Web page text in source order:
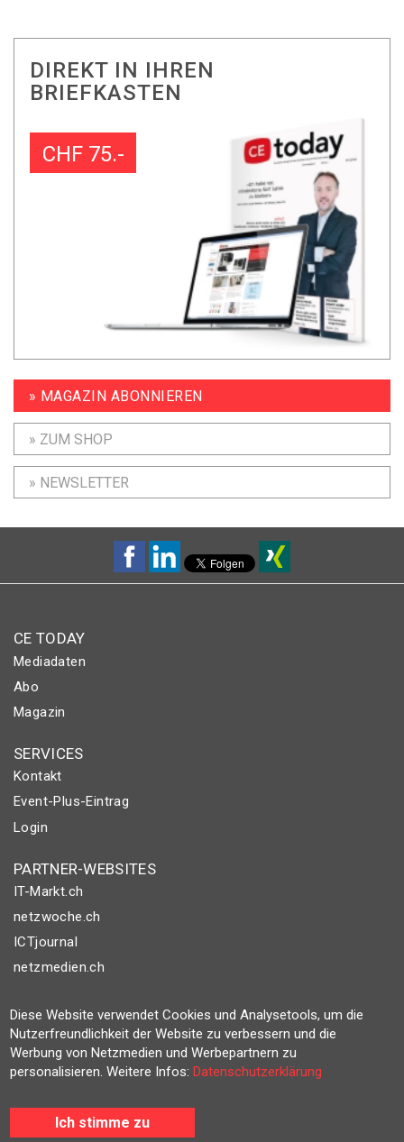
DIREKT IN IHREN
BRIEFKASTEN
CHF 75.-
» MAGAZIN ABONNIEREN
» ZUM SHOP
» NEWSLETTER
CE TODAY
Mediadaten
Abo
Magazin
SERVICES
Kontakt
Event-Plus-Eintrag
Login
PARTNER-WEBSITES
IT-Markt.ch
netzwoche.ch
ICTjournal
netzmedien.ch
© NETZMEDIEN AG 2026
Impressum
AGB
Datenschutzerklärung
Diese Website verwendet Cookies und Analysetools, um die
Nutzerfreundlichkeit der Website zu verbessern und die
Werbung von Netzmedien und Werbepartnern zu
personalisieren. Weitere Infos:Datenschutzerklärung
Ich stimme zu